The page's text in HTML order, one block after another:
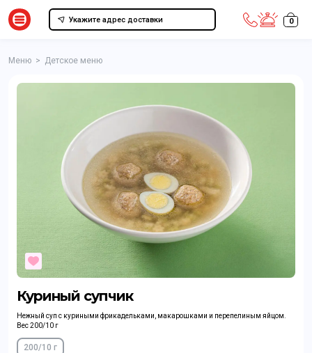
Укажите адрес доставки 0
Меню > Детское меню
Куриный супчик
Нежный суп с куриными фрикадельками, макарошками и перепелиным яйцом.
Вес 200/10 г
200/10 г